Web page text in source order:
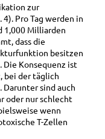
zur
Pro Tag werden in
1,000 Milliarden
dass die
besitzen
Die Konsequenz ist
bei der täglich
sind auch
oder nur schlecht
wenn
T-Zellen